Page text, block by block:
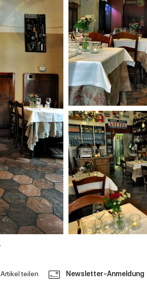
Artikel teilen Newsletter-Anmeldung